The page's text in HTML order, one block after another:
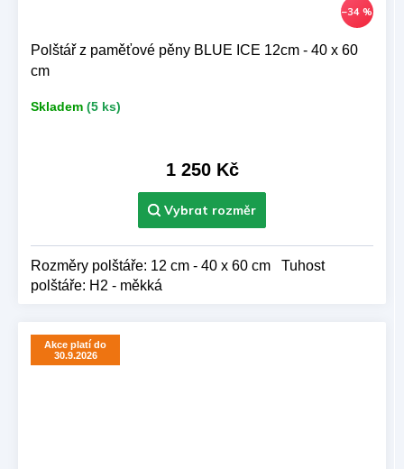
–34 %
Polštář z paměťové pěny BLUE ICE 12cm - 40 x 60
cm
Skladem (5 ks)
1 250 Kč
Rozměry polštáře: 12 cm - 40 x 60 cm Tuhost
polštáře: H2 - měkká
Akce platí do
30.9.2026